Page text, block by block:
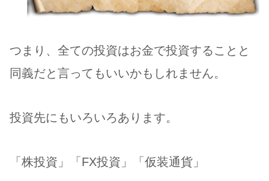
つまり、全ての投資はお金で投資することと
同義だと言ってもいいかもしれません。
投資先にもいろいろあります。
「株投資」「FX投資」「仮装通貨」